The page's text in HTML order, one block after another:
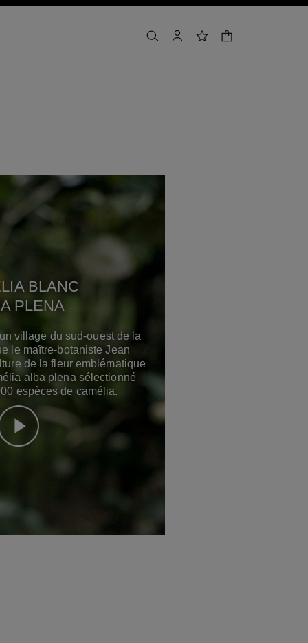
recherchermon compteliste de souhaits
panier
BLANC
PLENA
village du sud-ouest de la
le maître-botaniste Jean
de la fleur emblématique
alba plena sélectionné
espèces de camélia.